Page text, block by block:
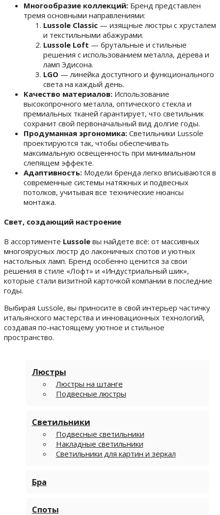
Многообразие коллекций: Бренд представлен
тремя основными направлениями:
Lussole Classic — изящные люстры с хрусталем
и текстильными абажурами.
Lussole Loft — брутальные и стильные
решения с использованием металла, дерева и
ламп Эдисона.
LGO — линейка доступного и функционального
света на каждый день.
Качество материалов: Использование
высокопрочного металла, оптического стекла и
премиальных тканей гарантирует, что светильник
сохранит свой первоначальный вид долгие годы.
Продуманная эргономика: Светильники Lussole
проектируются так, чтобы обеспечивать
максимальную освещенность при минимальном
слепящем эффекте.
Адаптивность: Модели бренда легко вписываются в
современные системы натяжных и подвесных
потолков, учитывая все технические нюансы
монтажа.
Свет, создающий настроение
В ассортименте Lussole вы найдете всё: от массивных
многоярусных люстр до лаконичных спотов и уютных
настольных ламп. Бренд особенно ценится за свои
решения в стиле «Лофт» и «Индустриальный шик»,
которые стали визитной карточкой компании в последние
годы.
Выбирая Lussole, вы приносите в свой интерьер частичку
итальянского мастерства и инновационных технологий,
создавая по-настоящему уютное и стильное
пространство.
Люстры
Люстры на штанге
Подвесные люстры
Светильники
Подвесные светильники
Накладные светильники
Светильники для картин и зеркал
Бра
Споты